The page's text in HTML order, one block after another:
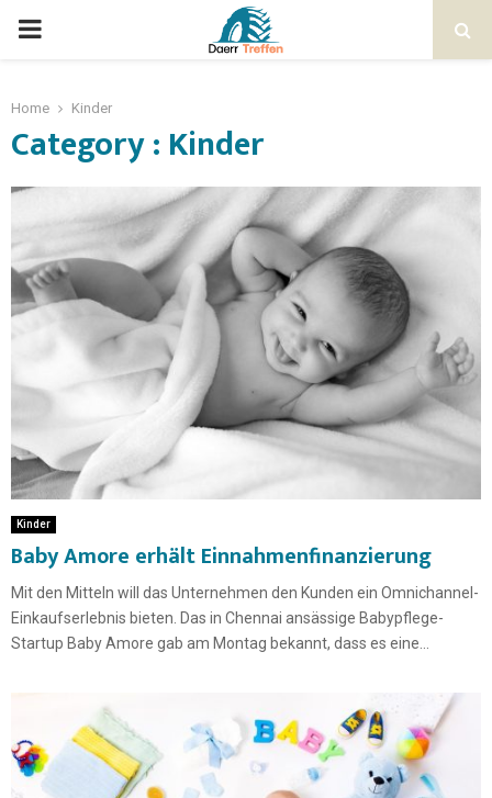
Home Kinder
Category : Kinder
Kinder
Baby Amore erhält Einnahmenfinanzierung
Mit den Mitteln will das Unternehmen den Kunden ein Omnichannel-
Einkaufserlebnis bieten. Das in Chennai ansässige Babypflege-
Startup Baby Amore gab am Montag bekannt, dass es eine...